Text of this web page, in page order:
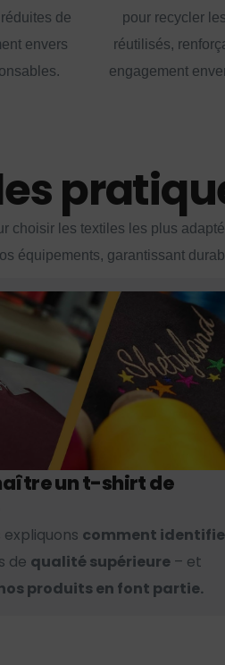
de
envers
pour recycler
réutilisés,
engagement
choisir les textiles les plus
équipements, garantissant
un t-shirt de
expliquons comment
de qualité supérieure – et
produits en font partie.